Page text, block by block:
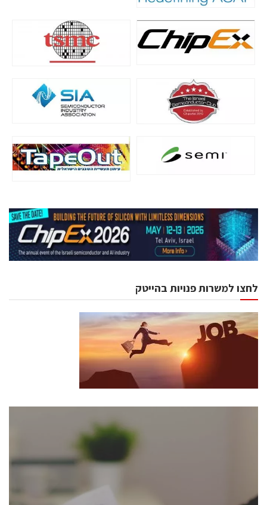
לחצו למשרות פנויות בהייטק
כנסים ואירועים
לכל העוסקים בתעשיית הסמיקונדקטור כולל מהנדסים,